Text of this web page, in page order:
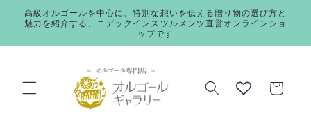
ンツに
進む
高級オルゴールを中心に、特別な想いを伝える贈り物の選び方と
魅力を紹介する、ニデックインスツルメンツ直営オンラインショ
ップです
ー